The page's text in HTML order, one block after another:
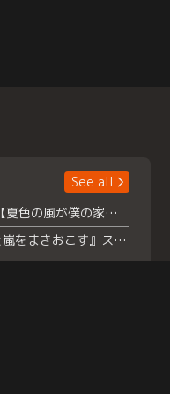
See all
浮所飛貴主演！ 【夏色の風が僕の家にやってきた】 本日よりテラサで独占配信スタート！
『夏色の雲が恋と嵐をまきおこす』スペシャルメイキング 【Part1】2026年７月18日（土）23時30分～配信スタート！話題のシーンの裏側を大公開！豪華キャスト大集合！ 『武宮家 真夏の家族会議』開催！